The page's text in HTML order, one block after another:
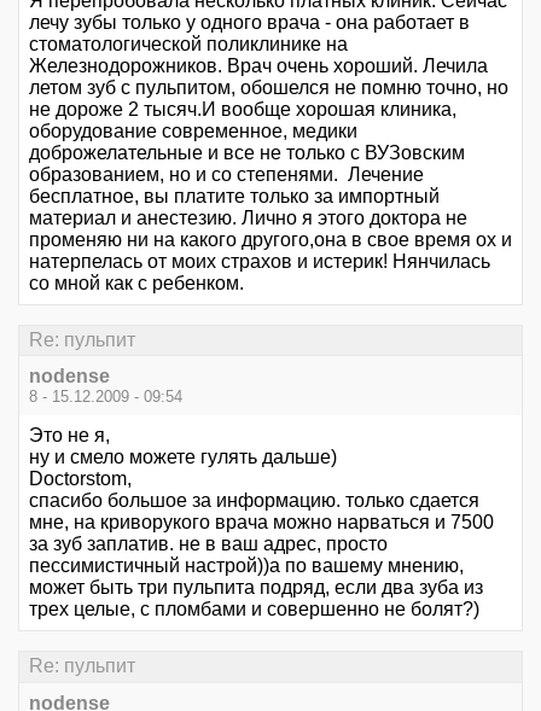
лечу зубы только у одного врача - она работает в
стоматологической поликлинике на
Железнодорожников. Врач очень хороший. Лечила
летом зуб с пульпитом, обошелся не помню точно, но
не дороже 2 тысяч.И вообще хорошая клиника,
оборудование современное, медики
доброжелательные и все не только с ВУЗовским
образованием, но и со степенями. Лечение
бесплатное, вы платите только за импортный
материал и анестезию. Лично я этого доктора не
променяю ни на какого другого,она в свое время ох и
натерпелась от моих страхов и истерик! Нянчилась
со мной как с ребенком.
Re: пульпит
nodense
8 - 15.12.2009 - 09:54
Это не я,
ну и смело можете гулять дальше)
Doctorstom,
спасибо большое за информацию. только сдается
мне, на криворукого врача можно нарваться и 7500
за зуб заплатив. не в ваш адрес, просто
пессимистичный настрой))а по вашему мнению,
может быть три пульпита подряд, если два зуба из
трех целые, с пломбами и совершенно не болят?)
Re: пульпит
nodense